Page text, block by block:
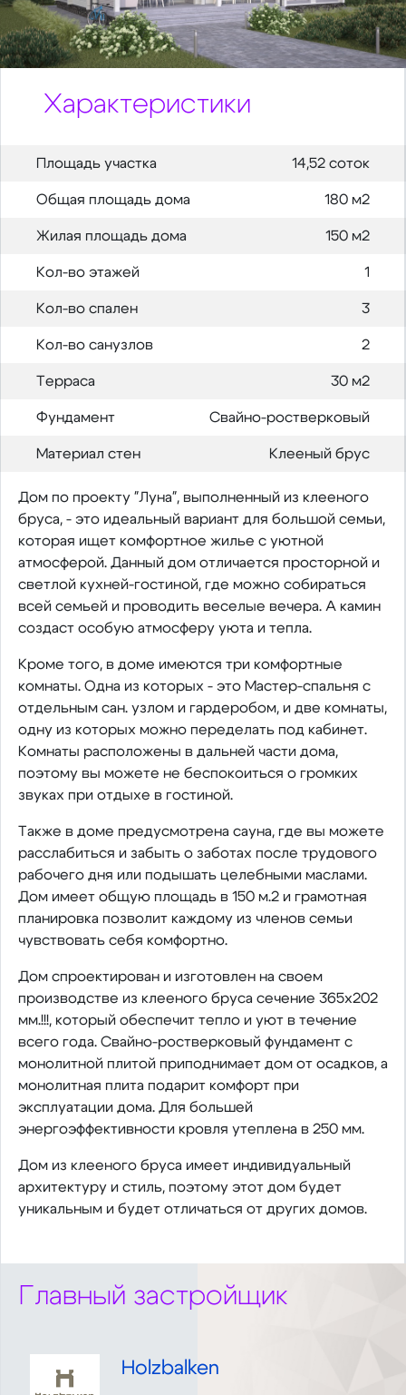
Характеристики
Площадь участка 14,52 соток
Общая площадь дома 180 м2
Жилая площадь дома 150 м2
Кол-во этажей 1
Кол-во спален 3
Кол-во санузлов 2
Терраса 30 м2
Фундамент Свайно-ростверковый
Материал стен Клееный брус
Дом по проекту "Луна", выполненный из клееного
бруса, - это идеальный вариант для большой семьи,
которая ищет комфортное жилье с уютной
атмосферой. Данный дом отличается просторной и
светлой кухней-гостиной, где можно собираться
всей семьей и проводить веселые вечера. А камин
создаст особую атмосферу уюта и тепла.
Кроме того, в доме имеются три комфортные
комнаты. Одна из которых - это Мастер-спальня с
отдельным сан. узлом и гардеробом, и две комнаты,
одну из которых можно переделать под кабинет.
Комнаты расположены в дальней части дома,
поэтому вы можете не беспокоиться о громких
звуках при отдыхе в гостиной.
Также в доме предусмотрена сауна, где вы можете
расслабиться и забыть о заботах после трудового
рабочего дня или подышать целебными маслами.
Дом имеет общую площадь в 150 м.2 и грамотная
планировка позволит каждому из членов семьи
чувствовать себя комфортно.
Дом спроектирован и изготовлен на своем
производстве из клееного бруса сечение 365х202
мм.!!!, который обеспечит тепло и уют в течение
всего года. Свайно-ростверковый фундамент с
монолитной плитой приподнимает дом от осадков, а
монолитная плита подарит комфорт при
эксплуатации дома. Для большей
энергоэффективности кровля утеплена в 250 мм.
Дом из клееного бруса имеет индивидуальный
архитектуру и стиль, поэтому этот дом будет
уникальным и будет отличаться от других домов.
Главный застройщик
Holzbalken